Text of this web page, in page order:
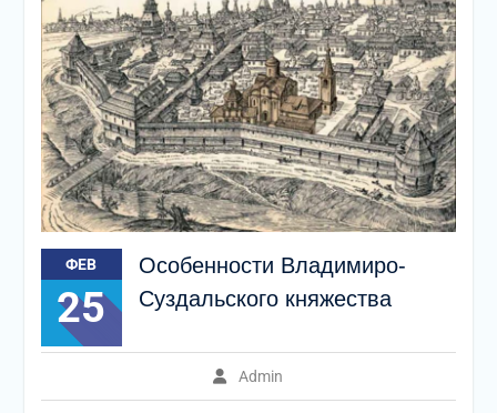
ФЕВ
25
Особенности Владимиро-
Cуздальского княжества
Admin